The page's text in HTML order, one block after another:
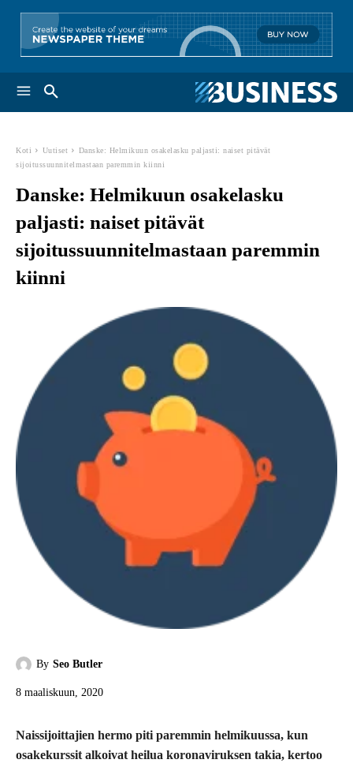
Koti Uutiset
Danske: Helmikuun osakelasku paljasti: naiset pitävät
sijoitussuunnitelmastaan paremmin kiinni
Danske: Helmikuun osakelasku
paljasti: naiset pitävät
sijoitussuunnitelmastaan paremmin
kiinni
By Seo Butler
8 maaliskuun, 2020
Naissijoittajien hermo piti paremmin helmikuussa, kun
osakekurssit alkoivat heilua koronaviruksen takia, kertoo